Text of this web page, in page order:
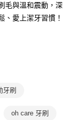
userRule
後付」服務完成之交
相關給付款項請求債
同意方可使用
本公司將視審查結果
毛與溫和震動，深
、愛上潔牙習慣！
牙刷
oh care 牙刷